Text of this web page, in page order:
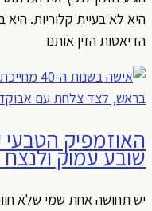
היא לא בעיית קלוריות.
הדיאטות הזין אותנו
האוזמפיק הטבעי
שובע עמוק
יש תחושה אחת שמי שלא